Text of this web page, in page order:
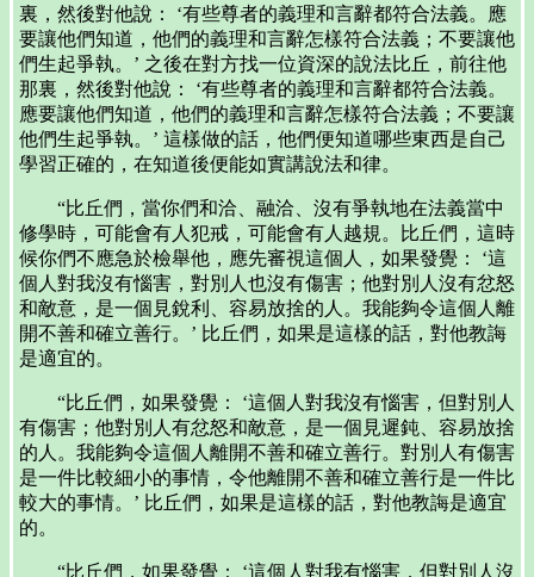
裏，然後對他說： ‘有些尊者的義理和言辭都符合法義。應
要讓他們知道，他們的義理和言辭怎樣符合法義；不要讓他
們生起爭執。’ 之後在對方找一位資深的說法比丘，前往他
那裏，然後對他說： ‘有些尊者的義理和言辭都符合法義。
應要讓他們知道，他們的義理和言辭怎樣符合法義；不要讓
他們生起爭執。’ 這樣做的話，他們便知道哪些東西是自己
學習正確的，在知道後便能如實講說法和律。
“比丘們，當你們和洽、融洽、沒有爭執地在法義當中
修學時，可能會有人犯戒，可能會有人越規。比丘們，這時
候你們不應急於檢舉他，應先審視這個人，如果發覺： ‘這
個人對我沒有惱害，對別人也沒有傷害；他對別人沒有忿怒
和敵意，是一個見銳利、容易放捨的人。我能夠令這個人離
開不善和確立善行。’ 比丘們，如果是這樣的話，對他教誨
是適宜的。
“比丘們，如果發覺： ‘這個人對我沒有惱害，但對別人
有傷害；他對別人有忿怒和敵意，是一個見遲鈍、容易放捨
的人。我能夠令這個人離開不善和確立善行。對別人有傷害
是一件比較細小的事情，令他離開不善和確立善行是一件比
較大的事情。’ 比丘們，如果是這樣的話，對他教誨是適宜
的。
“比丘們，如果發覺： ‘這個人對我有惱害，但對別人沒